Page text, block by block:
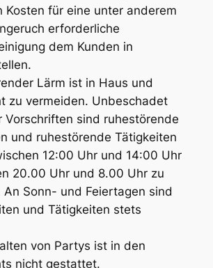
Kosten für eine unter anderem
erforderliche
dem Kunden in
Lärm ist in Haus und
zu vermeiden. Unbeschadet
Vorschriften sind ruhestörende
und ruhestörende Tätigkeiten
12:00 Uhr und 14:00 Uhr
20.00 Uhr und 8.00 Uhr zu
An Sonn- und Feiertagen sind
und Tätigkeiten stets
von Partys ist in den
nicht gestattet.